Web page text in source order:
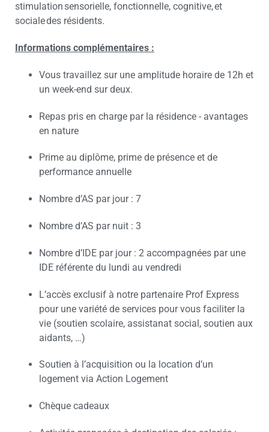
stimulation sensorielle, fonctionnelle, cognitive, et
sociale des résidents.
Informations complémentaires :
Vous travaillez sur une amplitude horaire de 12h et
un week-end sur deux.
Repas pris en charge par la résidence - avantages
en nature
Prime au diplôme, prime de présence et de
performance annuelle
Nombre d’AS par jour : 7
Nombre d’AS par nuit : 3
Nombre d’IDE par jour : 2 accompagnées par une
IDE référente du lundi au vendredi
L’accès exclusif à notre partenaire Prof Express
pour une variété de services pour vous faciliter la
vie (soutien scolaire, assistanat social, soutien aux
aidants, …)
Soutien à l’acquisition ou la location d’un
logement via Action Logement
Chèque cadeaux